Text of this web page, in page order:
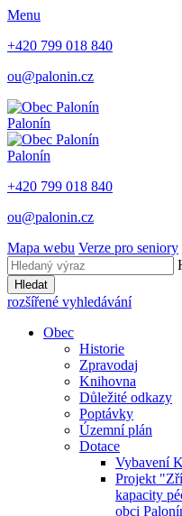
Menu
+420 799 018 840
ou@palonin.cz
Palonín
Palonín
+420 799 018 840
ou@palonin.cz
Mapa webu Verze pro seniory
Hledat
rozšířené vyhledávání
Obec
Historie
Zpravodaj
Knihovna
Důležité odkazy
Poptávky
Územní plán
Dotace
Vybavení
Projekt
kapacity
obci